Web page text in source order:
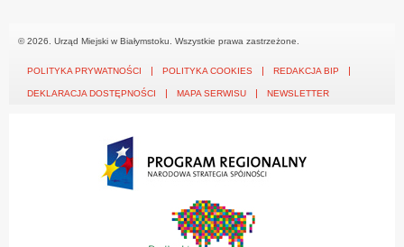
© 2026. Urząd Miejski w Białymstoku. Wszystkie prawa zastrzeżone.
POLITYKA PRYWATNOŚCI POLITYKA COOKIES REDAKCJA BIP
DEKLARACJA DOSTĘPNOŚCI MAPA SERWISU NEWSLETTER